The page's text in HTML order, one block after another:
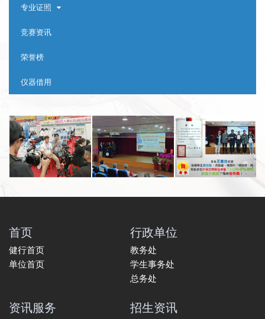
专业证照
竞赛资讯
荣誉榜
仪器借用
首页
健行首页
单位首页
行政单位
教务处
学生事务处
总务处
资讯服务 招生资讯